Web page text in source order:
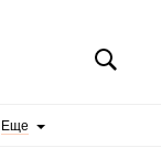
Еще